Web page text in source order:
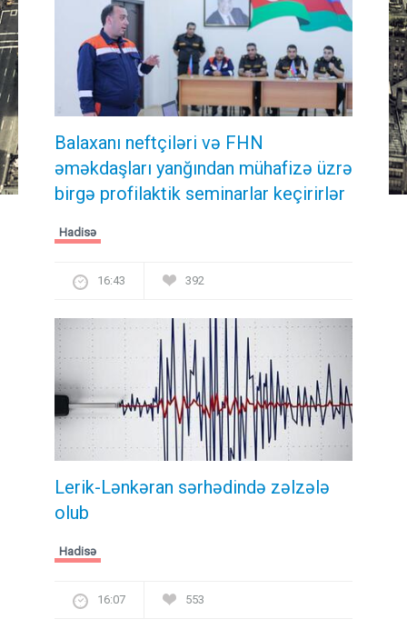
Balaxanı neftçiləri və FHN
əməkdaşları yanğından mühafizə üzrə
birgə profilaktik seminarlar keçirirlər
Hadisə
16:43 392
Lerik-Lənkəran sərhədində zəlzələ
olub
Hadisə
16:07 553